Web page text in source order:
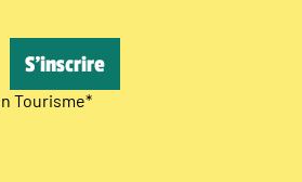
Tourisme*